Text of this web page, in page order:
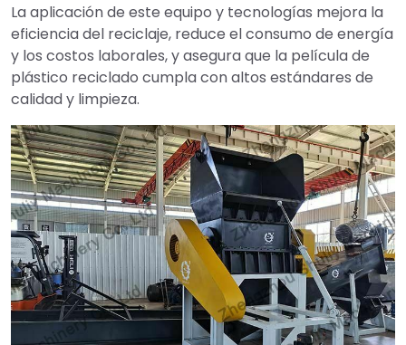
La aplicación de este equipo y tecnologías mejora la
eficiencia del reciclaje, reduce el consumo de energía
y los costos laborales, y asegura que la película de
plástico reciclado cumpla con altos estándares de
calidad y limpieza.